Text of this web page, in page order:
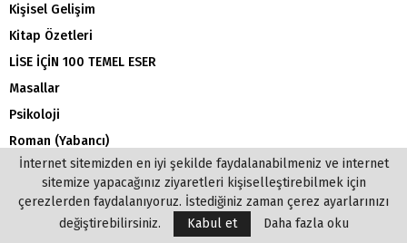
Kişisel Gelişim
Kitap Özetleri
LİSE İÇİN 100 TEMEL ESER
Masallar
Psikoloji
Roman (Yabancı)
Roman (Yerli)
İnternet sitemizden en iyi şekilde faydalanabilmeniz ve internet
sitemize yapacağınız ziyaretleri kişiselleştirebilmek için
çerezlerden faydalanıyoruz. İstediğiniz zaman çerez ayarlarınızı
değiştirebilirsiniz.
Kabul et Daha fazla oku